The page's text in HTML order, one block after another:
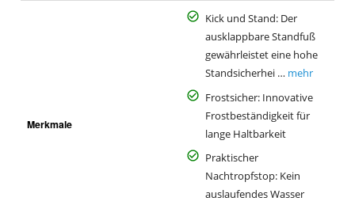
n
Merkmale
Kick und Stand: Der
ausklappbare Standfuß
gewährleistet eine hohe
Standsicherhei … mehr
Frostsicher: Innovative
Frostbeständigkeit für
lange Haltbarkeit
Praktischer
Nachtropfstop: Kein
auslaufendes Wasser